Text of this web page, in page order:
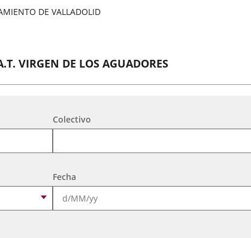
DE VALLADOLID
VIRGEN DE LOS AGUADORES
DE MEXICANOS EN CYL(Ballet Folklorico BFB)
CORO FEMENINO LYRA
Colectivo
Fecha